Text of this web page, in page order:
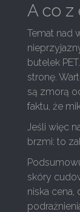
A co z
Temat nad
butelek
stronę.
są zmorą
faktu, że
Jeśli więc
brzmi: to
skóry
niska